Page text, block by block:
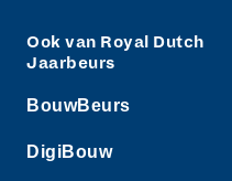
Ook van Royal Dutch
Jaarbeurs
BouwBeurs
DigiBouw